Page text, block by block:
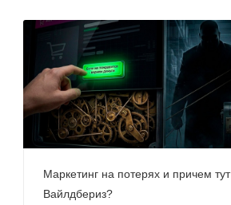
Маркетинг на потерях и причем тут
Вайлдбериз?